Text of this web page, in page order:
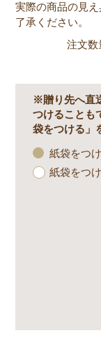
実際の商品の見
了承ください。
注文数
※贈り先へ直
つけることも
袋をつける」
紙袋をつ
紙袋をつ